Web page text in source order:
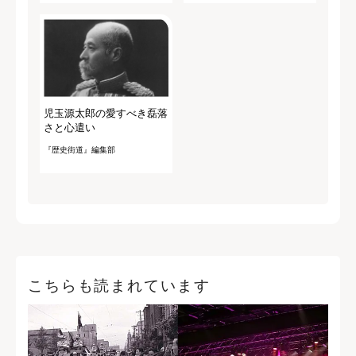
児玉源太郎の愛すべき磊落
さと心遣い
『歴史街道』編集部
こちらも読まれています